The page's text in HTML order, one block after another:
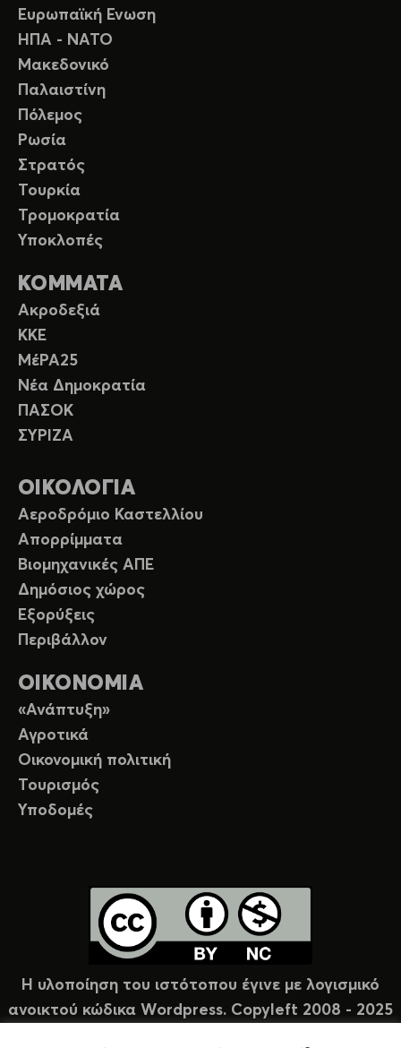
Ευρωπαϊκή Ενωση
ΗΠΑ - ΝΑΤΟ
Μακεδονικό
Παλαιστίνη
Πόλεμος
Ρωσία
Στρατός
Τουρκία
Τρομοκρατία
Υποκλοπές
ΚΟΜΜΑΤΑ
Ακροδεξιά
ΚΚΕ
ΜέΡΑ25
Νέα Δημοκρατία
ΠΑΣΟΚ
ΣΥΡΙΖΑ
ΟΙΚΟΛΟΓΙΑ
Αεροδρόμιο Καστελλίου
Απορρίμματα
Βιομηχανικές ΑΠΕ
Δημόσιος χώρος
Εξορύξεις
Περιβάλλον
ΟΙΚΟΝΟΜΙΑ
«Ανάπτυξη»
Αγροτικά
Οικονομική πολιτική
Τουρισμός
Υποδομές
Η υλοποίηση του ιστότοπου έγινε με λογισμικό
ανοικτού κώδικα Wordpress. Copyleft 2008 - 2025